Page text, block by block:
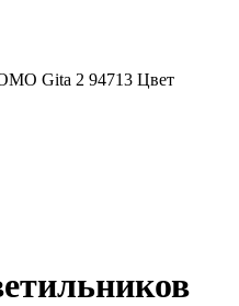
Gita 2 94713 Цвет